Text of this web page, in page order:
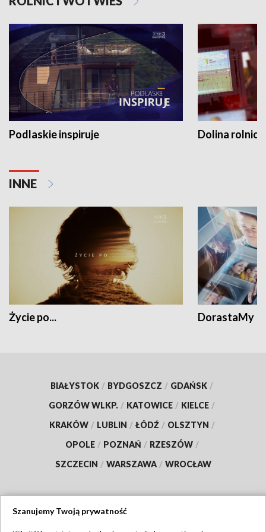
Podlaskie inspiruje Dolina
INNE
Życie po... DorastaMy
BIAŁYSTOK / BYDGOSZCZ / GDAŃSK /
GORZÓW WLKP. / KATOWICE / KIELCE /
KRAKÓW / LUBLIN / ŁÓDŹ / OLSZTYN /
OPOLE / POZNAŃ / RZESZÓW /
SZCZECIN / WARSZAWA / WROCŁAW
Szanujemy Twoją prywatność